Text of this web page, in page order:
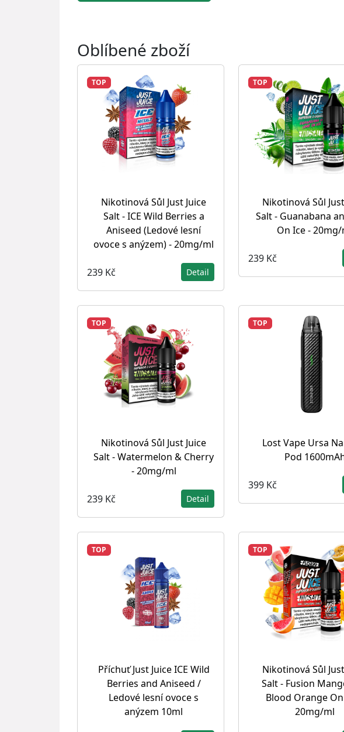
Oblíbené zboží
TOP
Nikotinová Sůl Just Juice
Salt - ICE Wild Berries a
Aniseed (Ledové lesní
ovoce s anýzem) - 20mg/ml
239 Kč Detail
TOP
Nikotinová Sůl
Salt - Guanabana
On Ice -
239 Kč
TOP
Nikotinová Sůl Just Juice
Salt - Watermelon & Cherry
- 20mg/ml
239 Kč Detail
TOP
Lost Vape Ursa
Pod
399 Kč
TOP
Příchuť Just Juice ICE Wild
Berries and Aniseed /
Ledové lesní ovoce s
anýzem 10ml
TOP
Nikotinová Sůl
Salt - Fusion
Blood Orange
20mg/ml